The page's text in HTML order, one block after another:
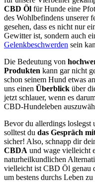
CBD Öl für Hunde eine
des Wohlbefindens unserer
gesehen, dass es nicht nur
Gewitter ist, sondern auch
Gelenkbeschwerden sein
Die Bedeutung von
Produkten kann gar nicht
schon seinem Hund etwas
uns einen Überblick über
jetzt schlauer, wenn es
CBD-Hundeleben
Bevor du allerdings
solltest du das Gespräch
sicher! Also, schnapp dir
CBDA und wage vielleicht
naturheilkundlichen
vielleicht ist CBD Öl genau
um bestens durchs Leben zu